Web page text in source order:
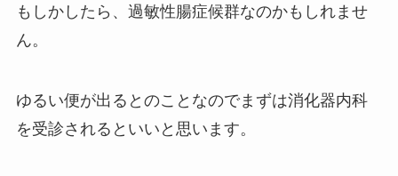
もしかしたら、過敏性腸症候群なのかもしれませ
ん。
ゆるい便が出るとのことなのでまずは消化器内科
を受診されるといいと思います。